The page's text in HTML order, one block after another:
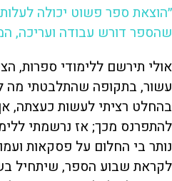
שהספר דורש עבודה ועריכה,
אולי תירשם ללימודי ספרות,
עשור, בתקופה שהתלבטתי מה
בהחלט רציתי לעשות כעצתה,
להתפרנס מכך; אז נרשמתי
נותר בי החלום על פסקאות
לקראת שבוע הספר, שיתחיל